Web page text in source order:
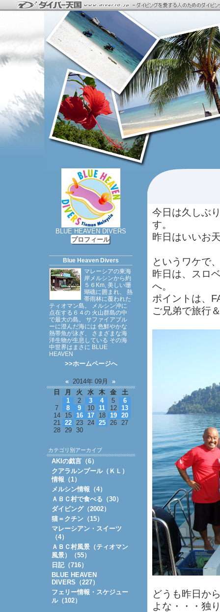
今日は久しぶ
す。
昨日はいいお
というワケで
昨日は、スロ
へ。
ポイントは、
ご兄弟で旅行
どうも昨日か
よな・・・独
BLUE HEAVEN DIVERS
プロフィール
Blue Heaven Divers
マレーシアの東海
岸メルシンから約
５６Km, 美しい珊
瑚礁に囲まれ、 熱
帯雨林に覆われた
ティオマン島。 メルシン沖に
点在する６４の 火山群島の中
で最大の島。 サファイアブル
ーに澄んだ海には 色鮮やかな
熱帯魚が泳ぎ、 さまざまな海
洋生物が生息している その海
中世界はまさに BLUE
HEAVEN
>>ホームページへ
« 2014年 09月 »
日
月 火 水 木 金
土
1
2 3 4 5
6
7
8 9 10 11 12
13
14
15 16 17 18 19
20
21
22 23 24 25 26
27
28
29 30
カテゴリ別アーカイブ
AKIの戯言（6）
クアラルンプール（ＫＬ）
情報（1）
メルシン情報（4）
ＡＢＣ村で食べる（30）
ダイビング（2002）
猫＝クチン（15）
マレーシアン・スイーツ
（4）
ＡＢＣ村風景（ティオマン
風景）（55）
日記（716）
BLUE HEAVEN
DIVERS（227）
フェリー情報・スケジュー
ル（102）